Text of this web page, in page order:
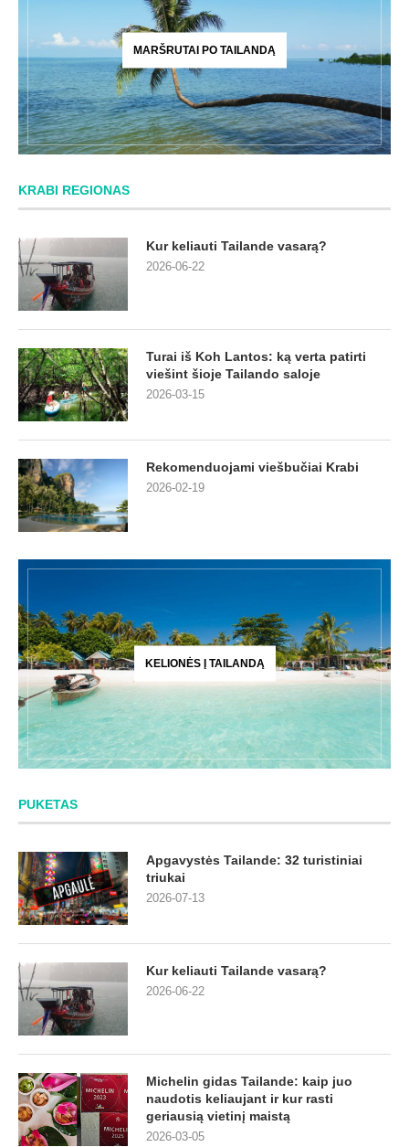
MARŠRUTAI PO TAILANDĄ
KRABI REGIONAS
Kur keliauti Tailande vasarą?
2026-06-22
Turai iš Koh Lantos: ką verta patirti
viešint šioje Tailando saloje
2026-03-15
Rekomenduojami viešbučiai Krabi
2026-02-19
KELIONĖS Į TAILANDĄ
PUKETAS
Apgavystės Tailande: 32 turistiniai
triukai
2026-07-13
Kur keliauti Tailande vasarą?
2026-06-22
Michelin gidas Tailande: kaip juo
naudotis keliaujant ir kur rasti
geriausią vietinį maistą
2026-03-05